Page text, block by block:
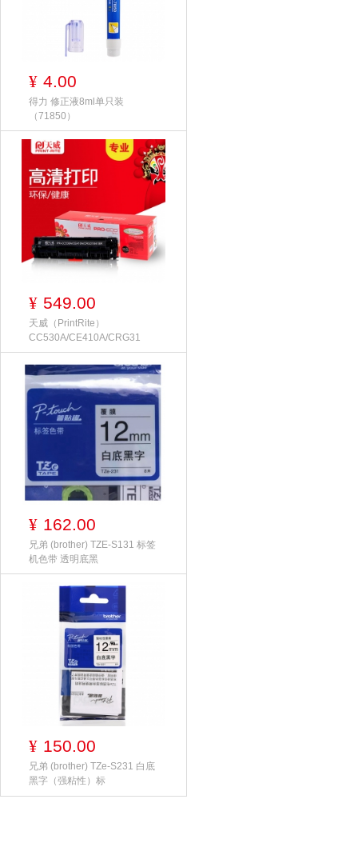
¥ 4.00
得力 修正液8ml单只装
（71850）
¥ 549.00
天威（PrintRite）
CC530A/CE410A/CRG31
¥ 162.00
兄弟 (brother) TZE-S131 标签
机色带 透明底黑
¥ 150.00
兄弟 (brother) TZe-S231 白底
黑字（强粘性）标